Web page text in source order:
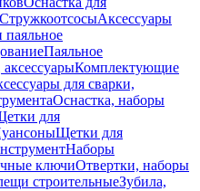
СтружкоотсосыАксессуары
паяльное
Паяльное
Комплектующие
для сварки,
Оснастка, наборы
для
Щетки для
Наборы
ключиОтвертки, наборы
строительныеЗубила,